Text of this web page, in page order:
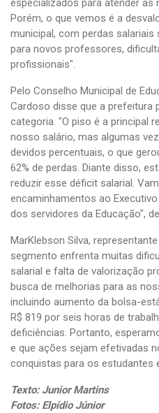
especializados para atender
Porém, o que vemos é a
municipal, com perdas
para novos professores,
profissionais".
Pelo Conselho Municipal de
Cardoso disse que a prefeitura
categoria. "O piso é a principal
nosso salário, mas algumas
devidos percentuais, o que
62% de perdas. Diante disso,
reduzir esse déficit salarial.
encaminhamentos ao
dos servidores da Educação",
MarKlebson Silva,
segmento enfrenta muitas
salarial e falta de valorização
busca de melhorias para as
incluindo aumento da bolsa-
R$ 819 por seis horas de
deficiências. Portanto,
e que ações sejam efetivadas
conquistas para os estudantes
Texto: Junior Martins
Fotos: Elpídio Júnior